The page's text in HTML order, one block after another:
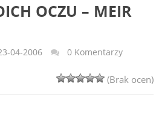
OCZU – MEIR
04-2006
0 Komentarzy
(Brak ocen)